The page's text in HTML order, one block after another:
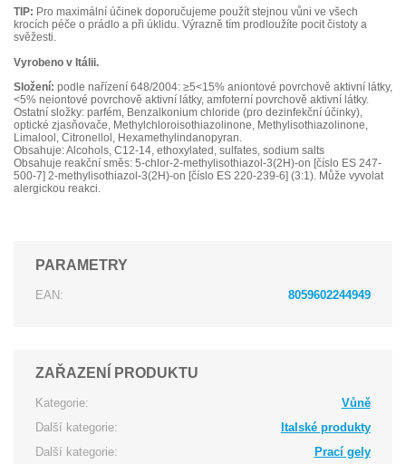
TIP: Pro maximální účinek doporučujeme použít stejnou vůni ve všech
krocích péče o prádlo a při úklidu. Výrazně tím prodloužíte pocit čistoty a
svěžesti.
Vyrobeno v Itálii.
Složení: podle nařízení 648/2004: ≥5<15% aniontové povrchově aktivní látky,
<5% neiontové povrchově aktivní látky, amfoterní povrchově aktivní látky.
Ostatní složky: parfém, Benzalkonium chloride (pro dezinfekční účinky),
optické zjasňovače, Methylchloroisothiazolinone, Methylisothiazolinone,
Limalool, Citronellol, Hexamethylindanopyran.
Obsahuje: Alcohols, C12-14, ethoxylated, sulfates, sodium salts
Obsahuje reakční směs: 5-chlor-2-methylisothiazol-3(2H)-on [číslo ES 247-
500-7] 2-methylisothiazol-3(2H)-on [číslo ES 220-239-6] (3:1). Může vyvolat
alergickou reakci.
PARAMETRY
EAN: 8059602244949
ZAŘAZENÍ PRODUKTU
Kategorie:
Vůně
Další kategorie:
Italské produkty
Další kategorie:
Prací gely